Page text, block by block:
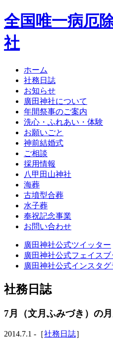
全国唯一病厄
社
ホーム
社務日誌
お知らせ
廣田神社について
年間祭事のご案内
洗心・ふれあい・体験
お願いごと
神前結婚式
ご相談
採用情報
八甲田山神社
海葬
古墳型合葬
水子葬
奉祝記念事業
お問い合わせ
廣田神社公式ツイッター
廣田神社公式フェイスブ
廣田神社公式インスタグ
社務日誌
7月（文月ふみづき）の
2014.7.1 -［社務日誌］